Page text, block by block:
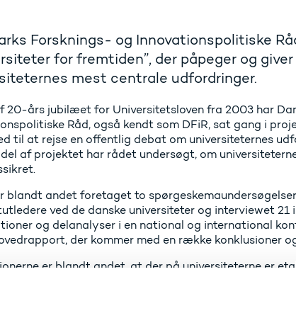
Forsknings- og Innovationspolitiske
for fremtiden”, der påpeger og
mest centrale udfordringer.
20-års jubilæet for Universitetsloven fra 2003 har
Råd, også kendt som DFiR, sat gang i
til at rejse en offentlig debat om universiteternes
del af projektet har rådet undersøgt, om
blandt andet foretaget to
ved de danske universiteter og interviewet
og delanalyser i en national og international
der kommer med en række konklusioner
er blandt andet, at der på universiteterne er
og samarbejde med eksterne aktører, men
at forskningsfriheden er under pres, og at